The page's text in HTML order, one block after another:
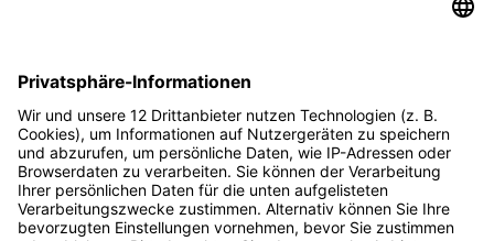
die Kund:innenbindung und -zufriedenheit zu fördern.
deine Kund:innen besser zu verstehen und ihnen
unvergessliche Erlebnisse zu bieten.
Event ansehen